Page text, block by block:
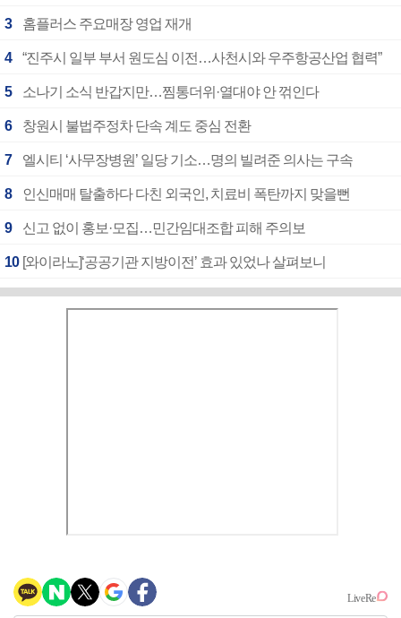
3 홈플러스 주요매장 영업 재개
4 “진주시 일부 부서 원도심 이전…사천시와 우주항공산업 협력”
5 소나기 소식 반갑지만…찜통더위·열대야 안 꺾인다
6 창원시 불법주정차 단속 계도 중심 전환
7 엘시티 ‘사무장병원’ 일당 기소…명의 빌려준 의사는 구속
8 인신매매 탈출하다 다친 외국인, 치료비 폭탄까지 맞을뻔
9 신고 없이 홍보·모집…민간임대조합 피해 주의보
10 [와이라노]‘공공기관 지방이전’ 효과 있었나 살펴보니